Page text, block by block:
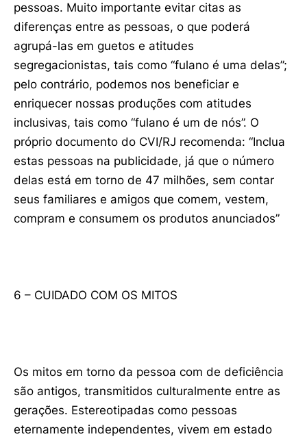
pessoas. Muito importante evitar citas as
diferenças entre as pessoas, o que poderá
agrupá-las em guetos e atitudes
segregacionistas, tais como “fulano é uma delas”;
pelo contrário, podemos nos beneficiar e
enriquecer nossas produções com atitudes
inclusivas, tais como “fulano é um de nós”. O
próprio documento do CVI/RJ recomenda: “Inclua
estas pessoas na publicidade, já que o número
delas está em torno de 47 milhões, sem contar
seus familiares e amigos que comem, vestem,
compram e consumem os produtos anunciados”
6 – CUIDADO COM OS MITOS
Os mitos em torno da pessoa com de deficiência
são antigos, transmitidos culturalmente entre as
gerações. Estereotipadas como pessoas
eternamente independentes, vivem em estado